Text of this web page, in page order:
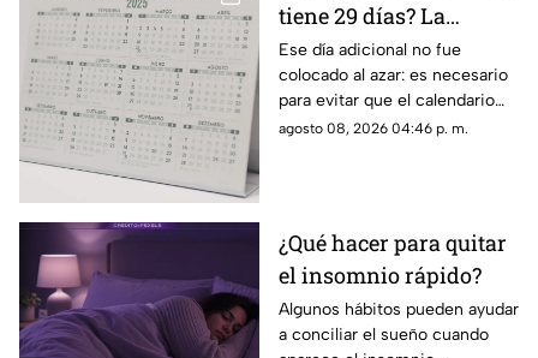
tiene 29 días? La
curiosa razón detrás de
los años bisiestos
Ese día adicional no fue
colocado al azar: es necesario
para evitar que el calendario
pierda sincronía con las
agosto 08, 2026 04:46 p. m.
¿Qué hacer para quitar
el insomnio rápido?
Algunos hábitos pueden ayudar
a conciliar el sueño cuando